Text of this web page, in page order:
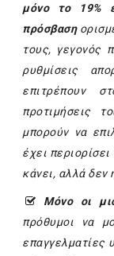
μόνο το 19%
πρόσβαση
τους, γεγονός
ρυθμίσεις
επιτρέπουν
προτιμήσεις
μπορούν να
έχει
κάνει, αλλά δεν
Μόνο οι
πρόθυμοι να
επαγγελματίες